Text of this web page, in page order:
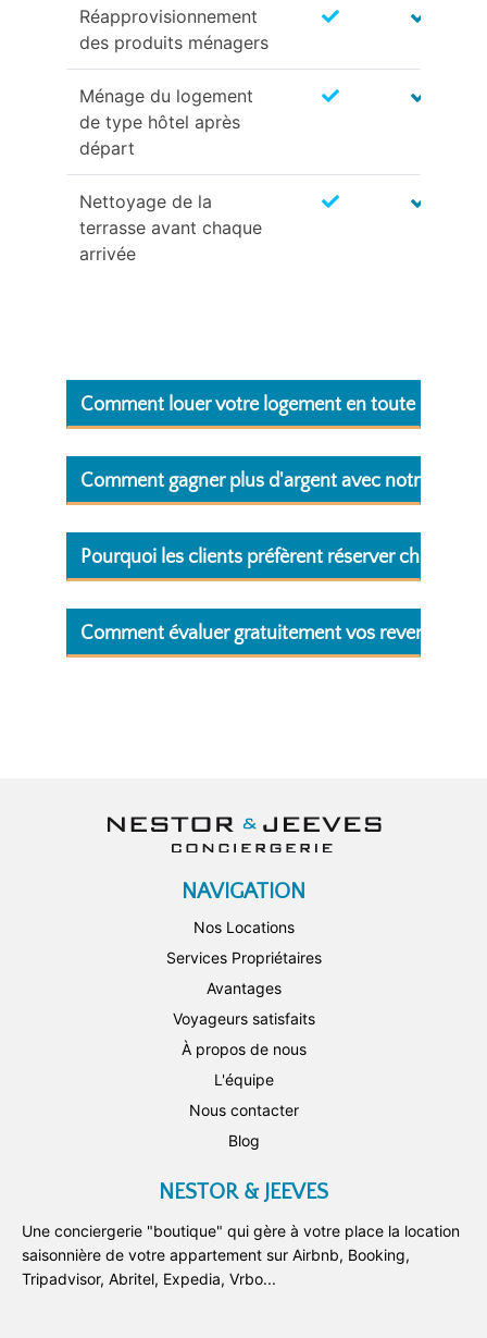
Réapprovisionnement
des produits ménagers
Ménage du logement
de type hôtel après
départ
Nettoyage de la
terrasse avant chaque
arrivée
Comment louer votre logement en toute sécurité
Comment gagner plus d'argent avec notre
Pourquoi les clients préfèrent réserver cher
Comment évaluer gratuitement vos revenus ?
NAVIGATION
Nos Locations
Services Propriétaires
Avantages
Voyageurs satisfaits
À propos de nous
L'équipe
Nous contacter
Blog
NESTOR & JEEVES
Une conciergerie "boutique" qui gère à votre place la location
saisonnière de votre appartement sur Airbnb, Booking,
Tripadvisor, Abritel, Expedia, Vrbo...